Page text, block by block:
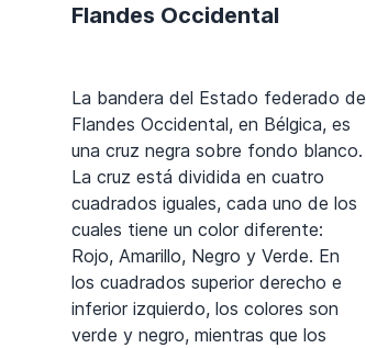
Flandes Occidental
La bandera del Estado federado de
Flandes Occidental, en Bélgica, es
una cruz negra sobre fondo blanco.
La cruz está dividida en cuatro
cuadrados iguales, cada uno de los
cuales tiene un color diferente:
Rojo, Amarillo, Negro y Verde. En
los cuadrados superior derecho e
inferior izquierdo, los colores son
verde y negro, mientras que los